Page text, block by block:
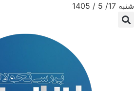
شنبه 17/ 5 / 1405